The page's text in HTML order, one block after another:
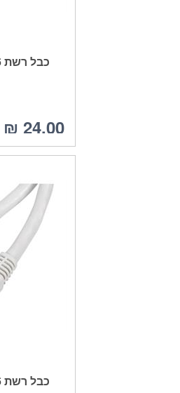
כבל רשת CAT6 אורך 3 מטר
24.00 ₪
כבל רשת CAT6 אורך 5 מטר